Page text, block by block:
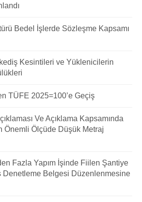
Bedel İşlerde Sözleşme Kapsamı
Kesintileri ve Yüklenicilerin
TÜFE 2025=100’e Geçiş
Ve Açıklama Kapsamında
Önemli Ölçüde Düşük Metraj
Fazla Yapım İşinde Fiilen Şantiye
Denetleme Belgesi Düzenlenmesine